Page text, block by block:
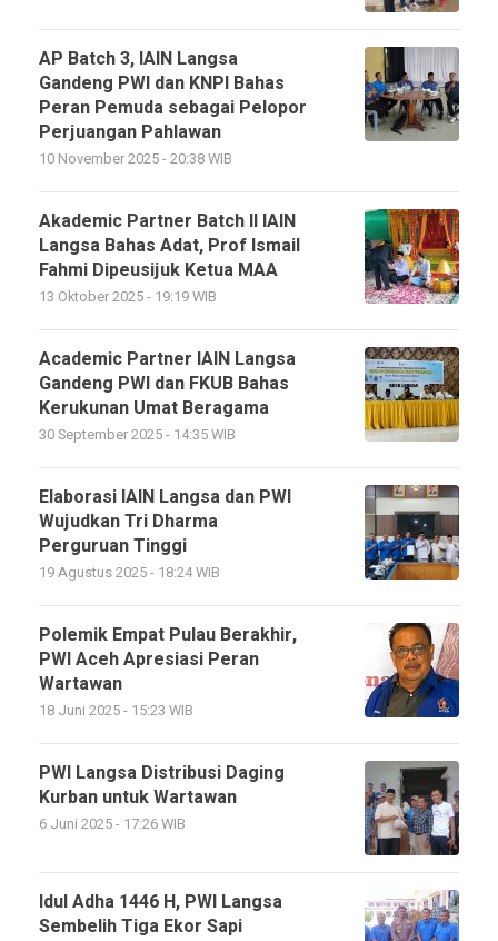
AP Batch 3, IAIN Langsa
Gandeng PWI dan KNPI Bahas
Peran Pemuda sebagai Pelopor
Perjuangan Pahlawan
10 November 2025 - 20:38 WIB
Akademic Partner Batch II IAIN
Langsa Bahas Adat, Prof Ismail
Fahmi Dipeusijuk Ketua MAA
13 Oktober 2025 - 19:19 WIB
Academic Partner IAIN Langsa
Gandeng PWI dan FKUB Bahas
Kerukunan Umat Beragama
30 September 2025 - 14:35 WIB
Elaborasi IAIN Langsa dan PWI
Wujudkan Tri Dharma
Perguruan Tinggi
19 Agustus 2025 - 18:24 WIB
Polemik Empat Pulau Berakhir,
PWI Aceh Apresiasi Peran
Wartawan
18 Juni 2025 - 15:23 WIB
PWI Langsa Distribusi Daging
Kurban untuk Wartawan
6 Juni 2025 - 17:26 WIB
Idul Adha 1446 H, PWI Langsa
Sembelih Tiga Ekor Sapi